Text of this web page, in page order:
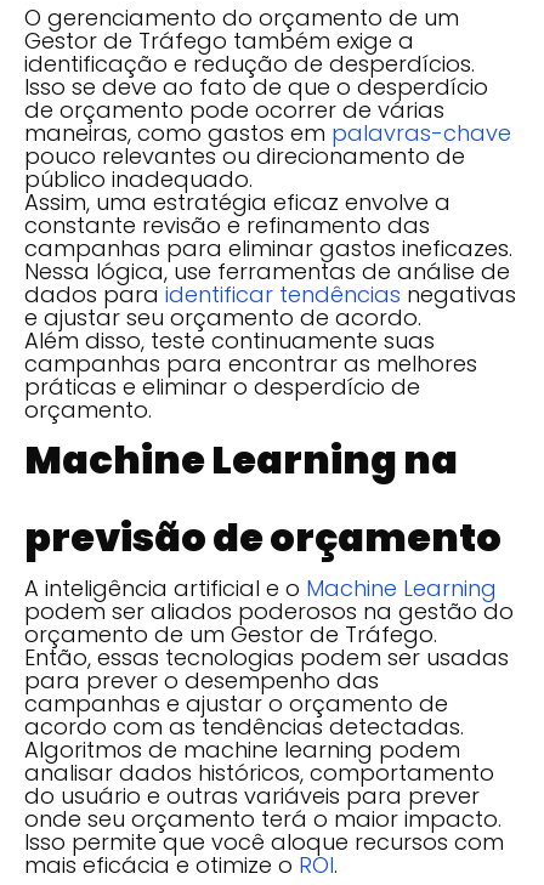
O gerenciamento do orçamento de um
Gestor de Tráfego também exige a
identificação e redução de desperdícios.
Isso se deve ao fato de que o desperdício
de orçamento pode ocorrer de várias
maneiras, como gastos em palavras-chave
pouco relevantes ou direcionamento de
público inadequado.
Assim, uma estratégia eficaz envolve a
constante revisão e refinamento das
campanhas para eliminar gastos ineficazes.
Nessa lógica, use ferramentas de análise de
dados para identificar tendências negativas
e ajustar seu orçamento de acordo.
Além disso, teste continuamente suas
campanhas para encontrar as melhores
práticas e eliminar o desperdício de
orçamento.
Machine Learning na
previsão de orçamento
A inteligência artificial e o Machine Learning
podem ser aliados poderosos na gestão do
orçamento de um Gestor de Tráfego.
Então, essas tecnologias podem ser usadas
para prever o desempenho das
campanhas e ajustar o orçamento de
acordo com as tendências detectadas.
Algoritmos de machine learning podem
analisar dados históricos, comportamento
do usuário e outras variáveis para prever
onde seu orçamento terá o maior impacto.
Isso permite que você aloque recursos com
mais eficácia e otimize o ROI.